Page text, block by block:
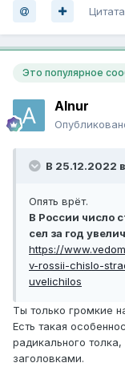
Цитата
Это популярное
Alnur
В 25.12.2022
Опять врёт.
В России число
сел за год
https://
v-rossii-chislo-
uvelichilos
Ты только громкие
Есть такая
радикального
заголовками.